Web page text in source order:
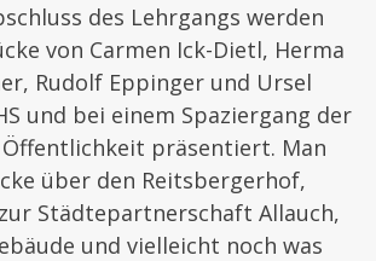
des Lehrgangs werden
von Carmen Ick-Dietl, Herma
Rudolf Eppinger und Ursel
und bei einem Spaziergang der
präsentiert. Man
über den Reitsbergerhof,
Städtepartnerschaft Allauch,
und vielleicht noch was